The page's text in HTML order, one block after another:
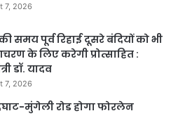
7, 2026
समय पूर्व रिहाई दूसरे बंदियों को भी
के लिए करेगी प्रोत्साहित :
डॉ. यादव
7, 2026
मुंगेली रोड होगा फोरलेन